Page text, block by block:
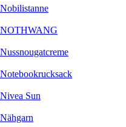
Nobilistanne
NOTHWANG
Nussnougatcreme
Notebookrucksack
Nivea Sun
Nähgarn